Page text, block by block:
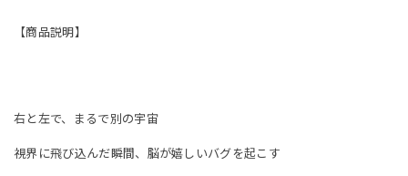
【商品説明】
右と左で、まるで別の宇宙
視界に飛び込んだ瞬間、脳が嬉しいバグを起こす